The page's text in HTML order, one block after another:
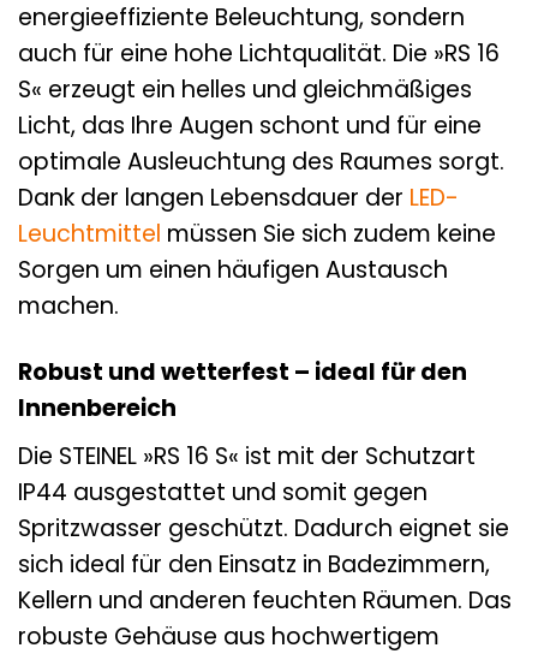
energieeffiziente Beleuchtung, sondern
auch für eine hohe Lichtqualität. Die »RS 16
S« erzeugt ein helles und gleichmäßiges
Licht, das Ihre Augen schont und für eine
optimale Ausleuchtung des Raumes sorgt.
Dank der langen Lebensdauer der LED-
Leuchtmittel müssen Sie sich zudem keine
Sorgen um einen häufigen Austausch
machen.
Robust und wetterfest – ideal für den
Innenbereich
Die STEINEL »RS 16 S« ist mit der Schutzart
IP44 ausgestattet und somit gegen
Spritzwasser geschützt. Dadurch eignet sie
sich ideal für den Einsatz in Badezimmern,
Kellern und anderen feuchten Räumen. Das
robuste Gehäuse aus hochwertigem